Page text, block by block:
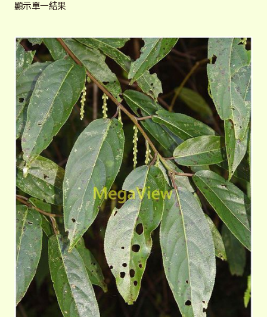
單
聯絡我們
常見問題
展
開
子
選
單
客戶實績
展
開
子
選
單
顯示單一結果